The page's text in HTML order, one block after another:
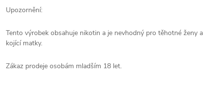
Upozornění:
Tento výrobek obsahuje nikotin a je nevhodný pro těhotné ženy a
kojící matky.
Zákaz prodeje osobám mladším 18 let.